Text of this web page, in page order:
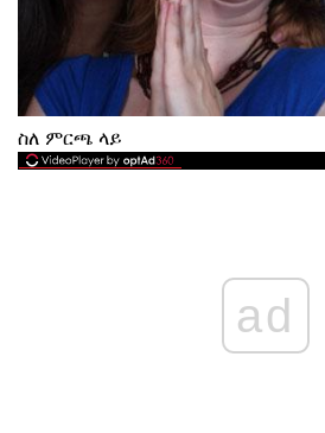
ስለ ምርጫ ላይ
ad